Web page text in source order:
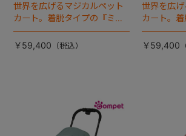
世界を広げるマジカルペット
カート。着脱タイプの『ミリ
ミリEG』 がフルモデルチェン
ジ 。新機能「マジカルフォー
￥59,400
世界を広
カート。
ミリEG』
ジ 。新機
￥59,400